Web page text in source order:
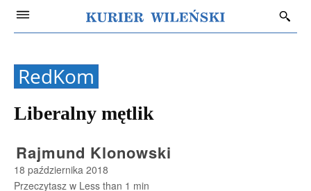
RedKom
Liberalny mętlik
Rajmund Klonowski
18 października 2018
Przeczytasz w Less than 1 min